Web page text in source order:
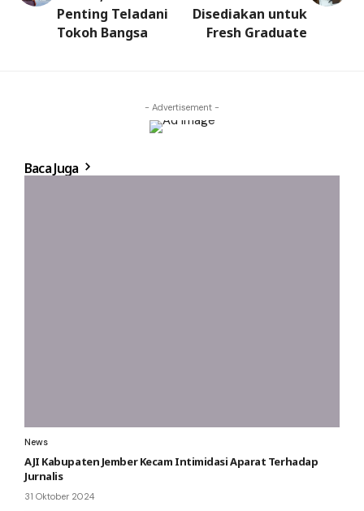
Penting Teladani
Tokoh Bangsa
Disediakan untuk
Fresh Graduate
- Advertisement -
Baca Juga
News
AJI Kabupaten Jember Kecam Intimidasi Aparat Terhadap
Jurnalis
31 Oktober 2024